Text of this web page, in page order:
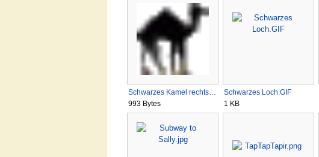
Schwarzes Kamel rechts…
993 Bytes
Schwarzes Loch.GIF
1 KB